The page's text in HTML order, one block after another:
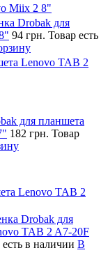
Miix 2 8"
Drobak для
94 грн. Товар есть
Lenovo TAB 2
для планшета
182 грн. Товар
Lenovo TAB 2
Drobak для
TAB 2 A7-20F
в наличии В